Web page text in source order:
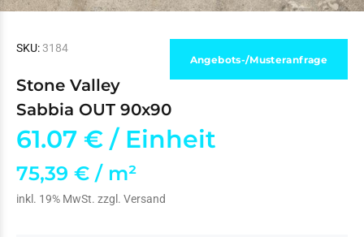
Angebots-/Musteranfrage
SKU:3184
Stone Valley
Sabbia OUT 90x90
61.07 € / Einheit
75,39 € / m²
inkl. 19% MwSt. zzgl. Versand